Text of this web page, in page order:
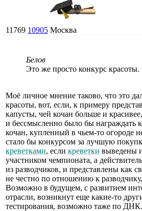
11769 10905 Москва
Белов
Это же просто конкурс красоты.
Моё личное мнение таково, что это
красоты, вот, если, к примеру
капусты, чей кочан больше и
и бессмысленно было бы награждать
кочан, купленный в чьем-то огороде
стало бы конкурсом за лучшую
креветками, если креветки выведены
участником чемпионата, а
из разводчиков, и представлены как
не честно по отношению к
Возможно в будущем, с развитием
отрасли, возникнут еще какие-то
тестирования, возможно таже по ДНК.